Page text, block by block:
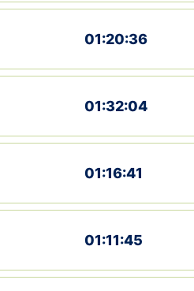
01:20:36
01:32:04
01:16:41
01:11:45